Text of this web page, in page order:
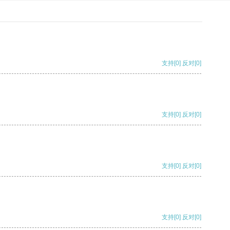
支持[0] 反对[0]
支持[0] 反对[0]
支持[0] 反对[0]
支持[0] 反对[0]